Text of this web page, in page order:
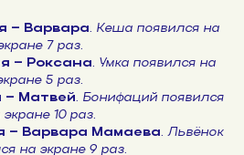
– Варвара. Кеша появился на
7 раз.
– Роксана. Умка появился на
5 раз.
– Матвей. Бонифаций появился
экране 10 раз.
– Варвара Мамаева. Львёнок
на экране 9 раз.